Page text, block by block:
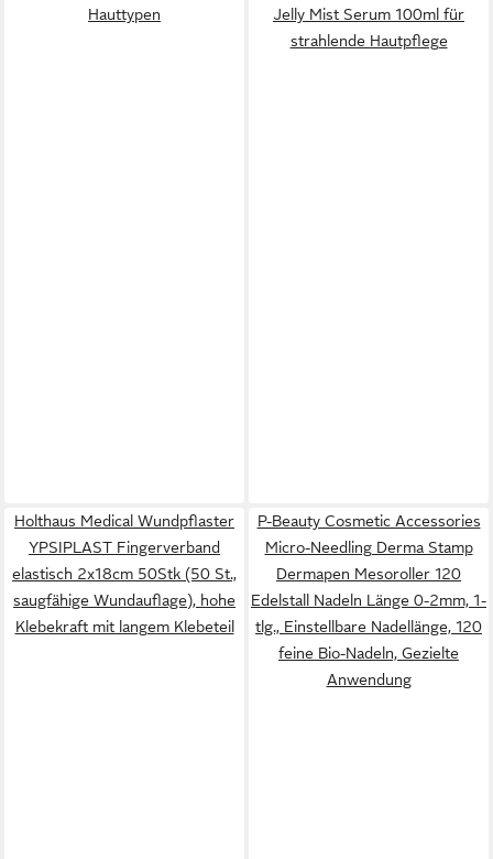
Hauttypen
Jelly Mist Serum 100ml für
strahlende Hautpflege
Holthaus Medical Wundpflaster
YPSIPLAST Fingerverband
elastisch 2x18cm 50Stk (50 St.,
saugfähige Wundauflage), hohe
Klebekraft mit langem Klebeteil
P-Beauty Cosmetic Accessories
Micro-Needling Derma Stamp
Dermapen Mesoroller 120
Edelstall Nadeln Länge 0-2mm, 1-
tlg., Einstellbare Nadellänge, 120
feine Bio-Nadeln, Gezielte
Anwendung